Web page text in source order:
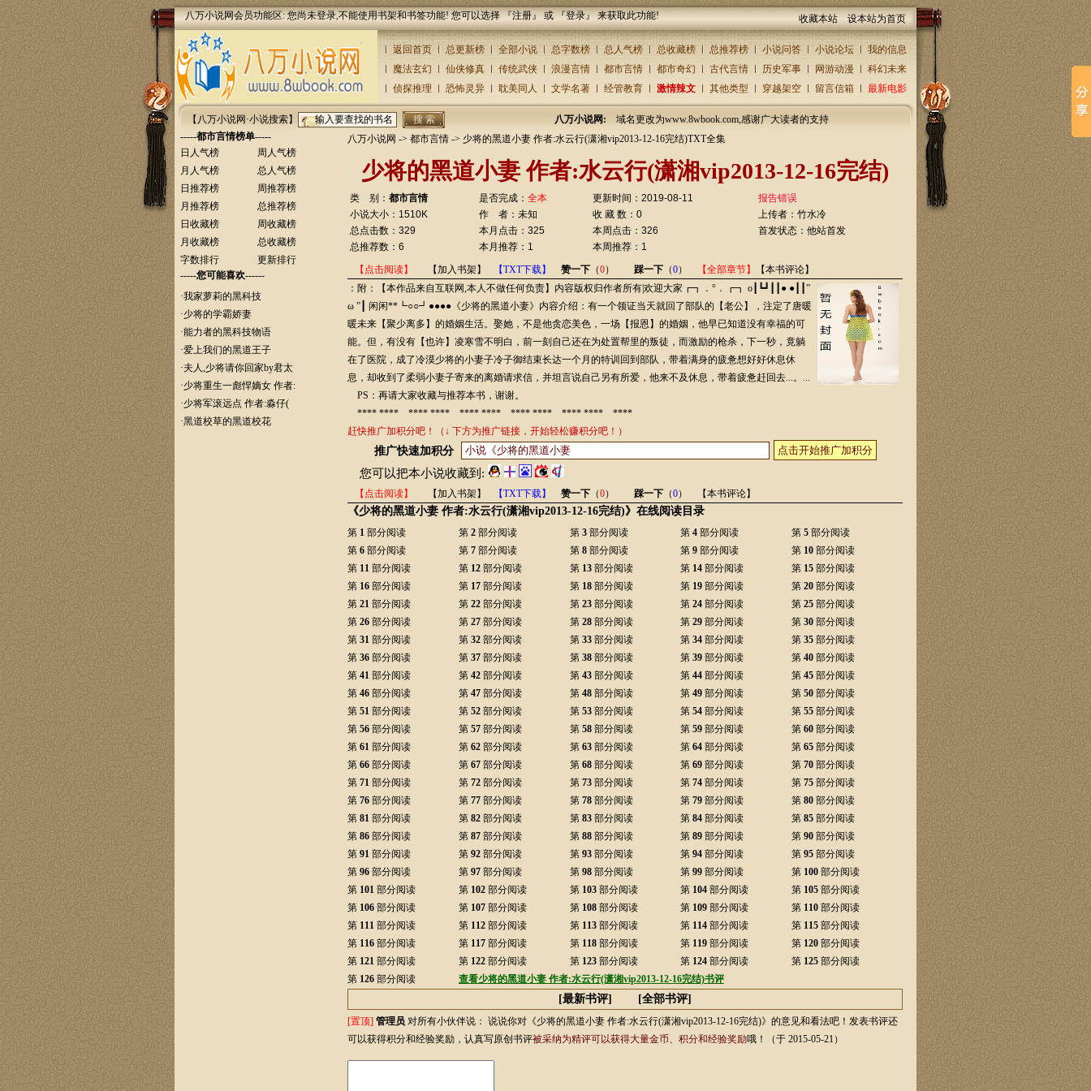
八万小说网会员功能区: 您尚未登录,不能使用书架和书签功能! 您可以选择 『注册』 或 『登录』 来获取此功能! 收藏本站 设本站为首页
返回首页 总更新榜 全部小说 总字数榜 总人气榜 总收藏榜 总推荐榜 小说问答 小说论坛
我的信息
魔法玄幻
仙侠修真 传统武侠 浪漫言情 都市言情 都市奇幻 古代言情 历史军事 网游动漫
科幻未来
侦探推理
恐怖灵异 耽美同人 文学名著 经管教育 激情辣文 其他类型 穿越架空 留言信箱 最新电影
【八万小说网·小说搜索】 八万小说网:
域名更改为www.8wbook.com,感谢广大读者的支持
-----都市言情榜单-----
日人气榜
周人气榜
月人气榜
总人气榜
日推荐榜
周推荐榜
月推荐榜
总推荐榜
日收藏榜
周收藏榜
月收藏榜
总收藏榜
字数排行
更新排行
-----您可能喜欢------
·我家萝莉的黑科技
·少将的学霸娇妻
·能力者的黑科技物语
·爱上我们的黑道王子
·夫人,少将请你回家by君太
·少将重生一彪悍嫡女 作者:
·少将军滚远点 作者:淼仔(
·黑道校草的黑道校花
八万小说网 -> 都市言情 -> 少将的黑道小妻 作者:水云行(潇湘vip2013-12-16完结)TXT全集
少将的黑道小妻 作者:水云行(潇湘vip2013-12-16完结)
类 别： 都市言情 是否完成： 全本 更新时间：2019-08-11
报告错误
小说大小：1510K
作 者：未知 收 藏 数：0 上传者： 竹水冷
总点击数：329
本月点击：325 本周点击：326
首发状态：他站首发
总推荐数：6
本月推荐：1
本周推荐：1
【点击阅读】
【加入书架】 【TXT下载】 赞一下 （0） 踩一下 （0） 【全部章节】
【本书评论】
：附：【本作品来自互联网,本人不做任何负责】内容版权归作者所有|欢迎大家┏┓．°．┏┓ ο┃┗┛┃┃● ●┃┃”
ω ”┃ 闲闲**┗○○┛●●●●《少将的黑道小妻》内容介绍：有一个领证当天就回了部队的【老公】，注定了唐暖
暖未来【聚少离多】的婚姻生活。娶她，不是他贪恋美色，一场【报恩】的婚姻，他早已知道没有幸福的可
能。但，有没有【也许】凌寒雪不明白，前一刻自己还在为处置帮里的叛徒，而激励的枪杀，下一秒，竟躺
在了医院，成了冷漠少将的小妻子冷子御结束长达一个月的特训回到部队，带着满身的疲惫想好好休息休
息，却收到了柔弱小妻子寄来的离婚请求信，并坦言说自己另有所爱，他来不及休息，带着疲惫赶回去...。...
PS：再请大家收藏与推荐本书，谢谢。
**** **** **** **** **** **** **** **** **** **** ****
赶快推广加积分吧！（↓ 下方为推广链接，开始轻松赚积分吧！）
推广快速加积分 点击开始推广加积分
您可以把本小说收藏到:
【点击阅读】 【加入书架】 【TXT下载】 赞一下 （0） 踩一下 （0） 【本书评论】
《少将的黑道小妻 作者:水云行(潇湘vip2013-12-16完结)》在线阅读目录
第 1 部分阅读 第 2部分阅读 第 3部分阅读 第4 部分阅读 第5 部分阅读
第 6 部分阅读 第 7部分阅读 第 8部分阅读 第9 部分阅读 第 10 部分阅读
第 11 部分阅读 第 12部分阅读 第 13部分阅读 第 14 部分阅读 第 15 部分阅读
第 16 部分阅读 第 17部分阅读 第 18部分阅读 第 19 部分阅读 第20 部分阅读
第 21 部分阅读 第 22部分阅读 第 23部分阅读 第24 部分阅读 第25 部分阅读
第 26 部分阅读 第 27部分阅读 第 28部分阅读 第29 部分阅读 第30 部分阅读
第 31 部分阅读 第 32部分阅读 第 33部分阅读 第34 部分阅读 第35 部分阅读
第 36 部分阅读 第 37部分阅读 第 38部分阅读 第39 部分阅读 第40 部分阅读
第 41 部分阅读 第 42部分阅读 第 43部分阅读 第44 部分阅读 第45 部分阅读
第 46 部分阅读 第 47部分阅读 第 48部分阅读 第49 部分阅读 第50 部分阅读
第 51 部分阅读 第 52部分阅读 第 53部分阅读 第54 部分阅读 第55 部分阅读
第 56 部分阅读 第 57部分阅读 第 58部分阅读 第59 部分阅读 第60 部分阅读
第 61 部分阅读 第 62部分阅读 第 63部分阅读 第64 部分阅读 第65 部分阅读
第 66 部分阅读 第 67部分阅读 第 68部分阅读 第69 部分阅读 第70 部分阅读
第 71 部分阅读 第 72部分阅读 第 73部分阅读 第74 部分阅读 第75 部分阅读
第 76 部分阅读 第 77部分阅读 第 78部分阅读 第79 部分阅读 第80 部分阅读
第 81 部分阅读 第 82部分阅读 第 83部分阅读 第84 部分阅读 第85 部分阅读
第 86 部分阅读 第 87部分阅读 第 88部分阅读 第89 部分阅读 第90 部分阅读
第 91 部分阅读 第 92部分阅读 第 93部分阅读 第94 部分阅读 第95 部分阅读
第 96 部分阅读 第 97部分阅读 第 98部分阅读 第99 部分阅读 第 100 部分阅读
第 101 部分阅读 第 102部分阅读 第 103部分阅读 第 104 部分阅读 第 105 部分阅读
第 106 部分阅读 第 107部分阅读 第 108部分阅读 第 109 部分阅读 第 110 部分阅读
第 111 部分阅读 第 112部分阅读 第 113部分阅读 第 114 部分阅读 第 115 部分阅读
第 116 部分阅读 第 117部分阅读 第 118部分阅读 第 119 部分阅读 第 120 部分阅读
第 121 部分阅读 第 122部分阅读 第 123部分阅读 第 124 部分阅读 第 125 部分阅读
第 126 部分阅读 查看少将的黑道小妻 作者:水云行(潇湘vip2013-12-16完结)书评
[最新书评] [全部书评]
[置顶] 管理员 对所有小伙伴说： 说说你对《少将的黑道小妻 作者:水云行(潇湘vip2013-12-16完结)》的意见和看法吧！发表书评还
可以获得积分和经验奖励，认真写原创书评被采纳为精评可以获得大量金币、积分和经验奖励哦！ （于 2015-05-21）